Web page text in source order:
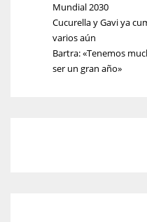
Mundial 2030
Cucurella y Gavi ya
varios aún
Bartra: «Tenemos
ser un gran año»